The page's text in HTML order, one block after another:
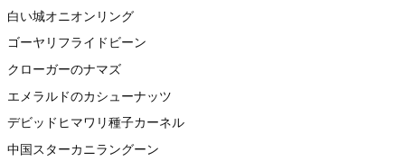
白い城オニオンリング
ゴーヤリフライドビーン
クローガーのナマズ
エメラルドのカシューナッツ
デビッドヒマワリ種子カーネル
中国スターカニラングーン